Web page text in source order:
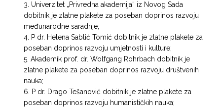
Univerzitet „Privredna akademija“ iz Novog Sada
dobitnik je zlatne plakete za poseban doprinos razvoju
međunarodne saradnje;
P dr. Helena Sablić Tomić dobitnik je zlatne plakete za
poseban doprinos razvoju umjetnosti i kulture;
Akademik prof. dr. Wolfgang Rohrbach dobitnik je
zlatne plakete za poseban doprinos razvoju društvenih
nauka;
P dr. Drago Tešanović dobitnik je zlatne plakete za
poseban doprinos razvoju humanističkih nauka;